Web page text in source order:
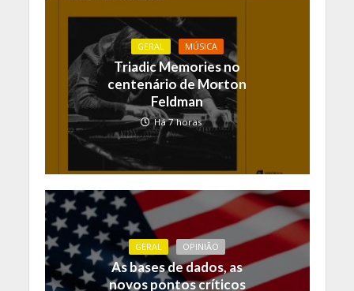
GERAL MÚSICA
Triadic Memories no
centenário de Morton
Feldman
Há 7 horas
GERAL OPINIÃO
As bases de dados, as
novos pontos críticos